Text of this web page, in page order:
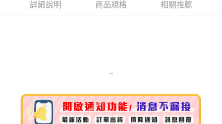
街口支付
全家取貨付款
每筆NT$80，滿NT$999(含以上)免運費
詳細說明 商品規格 相關推薦
--